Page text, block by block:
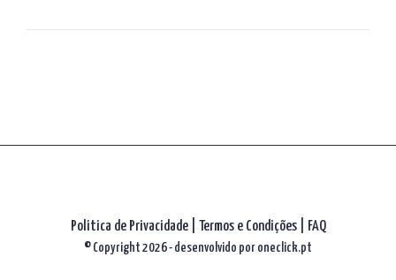
Politica de Privacidade| Termos e Condições FAQ
© Copyright 2026 - desenvolvido por oneclick.pt